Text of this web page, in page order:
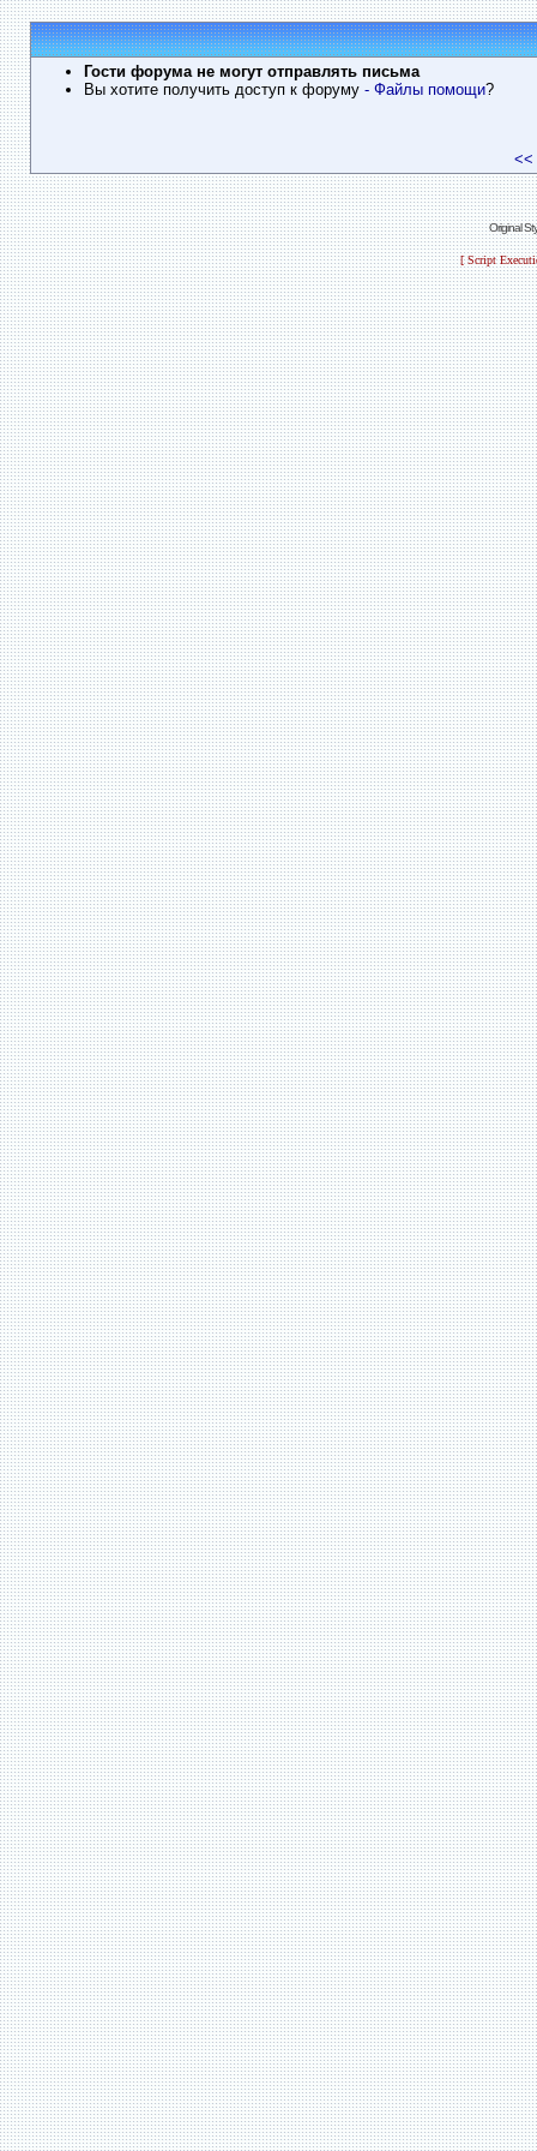
Гости форума не могут отправлять письма
Вы хотите получить доступ к форуму - Файлы помощи?
<<
Original
[ Script